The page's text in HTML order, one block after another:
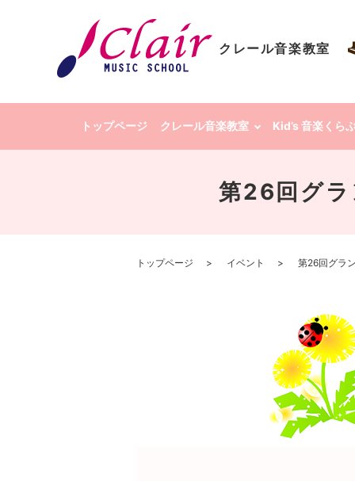
クレール音楽教室
トップページ クレール音楽教室 Kid’s 音楽くら
第26回グラ
トップページ イベント 第26回グラ